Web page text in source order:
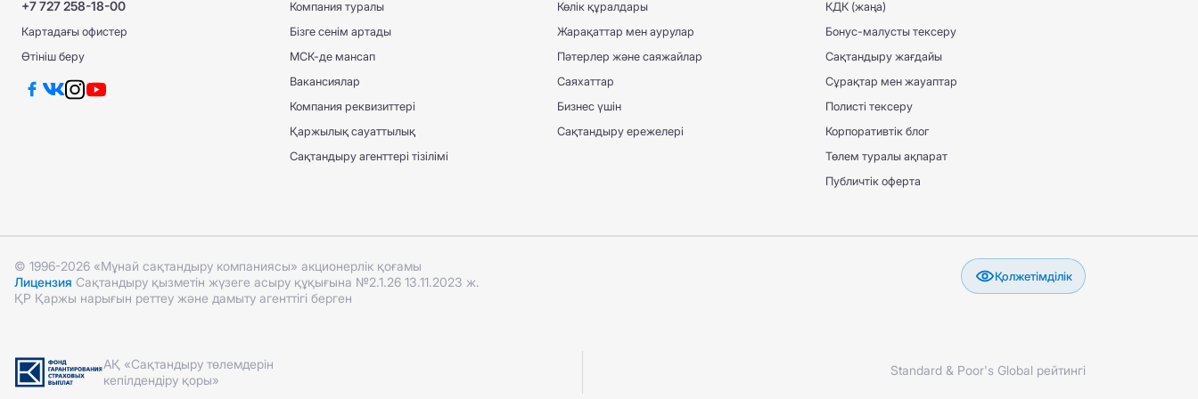
КҚИ АҚЖ ЕС
ТЖА АҚЖ МС
КАСКО +
КАСКО Optimum
КҚИ АҚЖ ЕС
+7 727 258-18-00
Картадағы офистер
Өтініш беру
Компания туралы
Бізге сенім артады
МСК-де мансап
Вакансиялар
Компания реквизиттері
Қаржылық сауаттылық
Сақтандыру агенттері тізілімі
Көлік құралдары
Жарақаттар мен аурулар
Пәтерлер және саяжайлар
Саяхаттар
Бизнес үшін
Сақтандыру ережелері
КДК (жаңа)
Бонус-малусты тексеру
Сақтандыру жағдайы
Сұрақтар мен жауаптар
Полисті тексеру
Корпоративтік блог
Төлем туралы ақпарат
Публичтік оферта
© 1996-2026 «Мұнай сақтандыру компаниясы» акционерлік қоғамы
Лицензия Сақтандыру қызметін жүзеге асыру құқығына №2.1.26 13.11.2023 ж.
ҚР Қаржы нарығын реттеу және дамыту агенттігі берген
Қолжетімділік
АҚ «Сақтандыру төлемдерін
кепілдендіру қоры»
Standard & Poor's Global рейтингі